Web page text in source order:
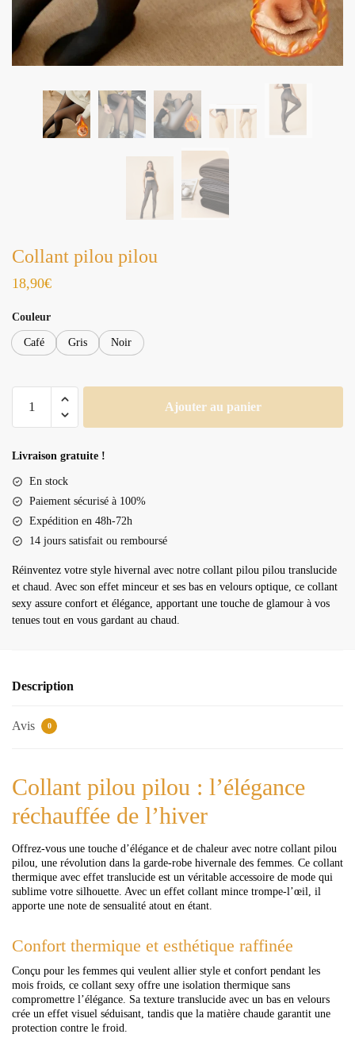
Collant pilou pilou
18,90€
Couleur
Café Gris Noir
pilou
Ajouter au panier
Livraison gratuite !
En stock
Paiement sécurisé à 100%
Expédition en 48h-72h
14 jours satisfait ou remboursé
Réinventez votre style hivernal avec notre collant pilou pilou translucide
et chaud. Avec son effet minceur et ses bas en velours optique, ce collant
sexy assure confort et élégance, apportant une touche de glamour à vos
tenues tout en vous gardant au chaud.
Description
Avis 0
Collant pilou pilou : l’élégance
réchauffée de l’hiver
Offrez-vous une touche d’élégance et de chaleur avec notre collant pilou
pilou, une révolution dans la garde-robe hivernale des femmes. Ce collant
thermique avec effet translucide est un véritable accessoire de mode qui
sublime votre silhouette. Avec un effet collant mince trompe-l’œil, il
apporte une note de sensualité atout en étant.
Confort thermique et esthétique raffinée
Conçu pour les femmes qui veulent allier style et confort pendant les
mois froids, ce collant sexy offre une isolation thermique sans
compromettre l’élégance. Sa texture translucide avec un bas en velours
crée un effet visuel séduisant, tandis que la matière chaude garantit une
protection contre le froid.